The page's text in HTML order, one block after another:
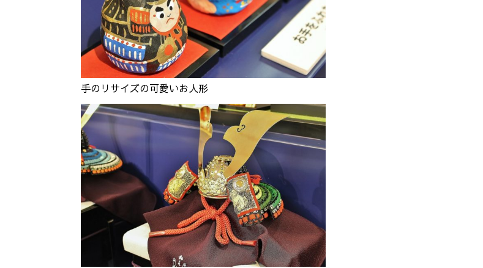
手のリサイズの可愛いお人形